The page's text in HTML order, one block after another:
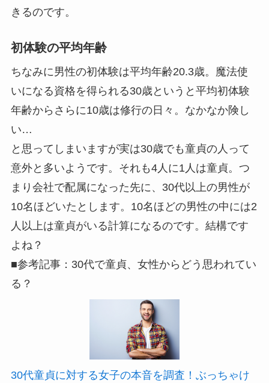
きるのです。
初体験の平均年齢
ちなみに男性の初体験は平均年齢20.3歳。魔法使
いになる資格を得られる30歳というと平均初体験
年齢からさらに10歳は修行の日々。なかなか険し
い…
と思ってしまいますが実は30歳でも童貞の人って
意外と多いようです。それも4人に1人は童貞。つ
まり会社で配属になった先に、30代以上の男性が
10名ほどいたとします。10名ほどの男性の中には2
人以上は童貞がいる計算になるのです。結構です
よね？
■参考記事：30代で童貞、女性からどう思われてい
る？
30代童貞に対する女子の本音を調査！ぶっちゃけ